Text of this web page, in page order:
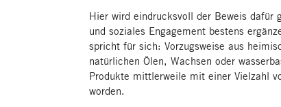
Hier wird eindrucksvoll der Beweis dafür
und soziales Engagement bestens
spricht für sich: Vorzugsweise aus
natürlichen Ölen, Wachsen oder
Produkte mittlerweile mit einer Vielzahl
worden.